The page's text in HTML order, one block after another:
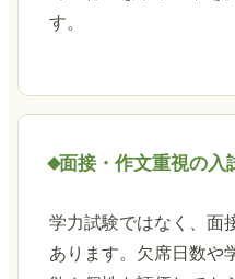
す。
面接・作文重視の入
学力試験ではなく、面
あります。欠席日数や